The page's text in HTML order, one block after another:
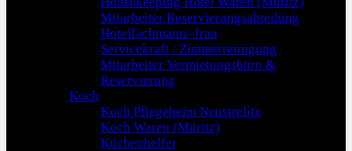
Mitarbeiter Reservierungsabteilung
Hotelfachmann/-frau
Servicekraft / Zimmerreinigung
Mitarbeiter Vermietungsbüro &
Reservierung
Koch
Koch Pflegeheim Neustrelitz
Koch Waren (Müritz)
Küchenhelfer